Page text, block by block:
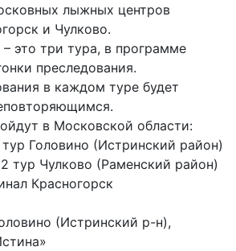
лыжных центров
и Чулково.
это три тура, в программе
преследования.
в каждом туре будет
в Московской области:
тур Головино (Истринский район)
тур Чулково (Раменский район)
Красногорск
(Истринский р-н),